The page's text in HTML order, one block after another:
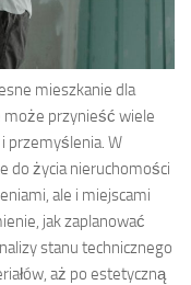
mieszkanie dla
może przynieść wiele
przemyślenia. W
do życia nieruchomości
ale i miejscami
jak zaplanować
stanu technicznego
aż po estetyczną